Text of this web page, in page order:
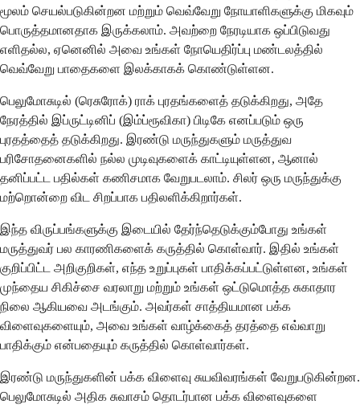
மூலம் செயல்படுகின்றன மற்றும் வெவ்வேறு நோயாளிகளுக்கு மிகவும்
பொருத்தமானதாக இருக்கலாம். அவற்றை நேரடியாக ஒப்பிடுவது
எளிதல்ல, ஏனெனில் அவை உங்கள் நோயெதிர்ப்பு மண்டலத்தில்
வெவ்வேறு பாதைகளை இலக்காகக் கொண்டுள்ளன.
பெலுமோசுடில் (ரெசுரோக்) ராக் புரதங்களைத் தடுக்கிறது, அதே
நேரத்தில் இப்ருட்டினிப் (இம்ப்ரூவிகா) பிடிகே எனப்படும் ஒரு
புரதத்தைத் தடுக்கிறது. இரண்டு மருந்துகளும் மருத்துவ
பரிசோதனைகளில் நல்ல முடிவுகளைக் காட்டியுள்ளன, ஆனால்
தனிப்பட்ட பதில்கள் கணிசமாக வேறுபடலாம். சிலர் ஒரு மருந்துக்கு
மற்றொன்றை விட சிறப்பாக பதிலளிக்கிறார்கள்.
இந்த விருப்பங்களுக்கு இடையில் தேர்ந்தெடுக்கும்போது உங்கள்
மருத்துவர் பல காரணிகளைக் கருத்தில் கொள்வார். இதில் உங்கள்
குறிப்பிட்ட அறிகுறிகள், எந்த உறுப்புகள் பாதிக்கப்பட்டுள்ளன, உங்கள்
முந்தைய சிகிச்சை வரலாறு மற்றும் உங்கள் ஒட்டுமொத்த சுகாதார
நிலை ஆகியவை அடங்கும். அவர்கள் சாத்தியமான பக்க
விளைவுகளையும், அவை உங்கள் வாழ்க்கைத் தரத்தை எவ்வாறு
பாதிக்கும் என்பதையும் கருத்தில் கொள்வார்கள்.
இரண்டு மருந்துகளின் பக்க விளைவு சுயவிவரங்கள் வேறுபடுகின்றன.
பெலுமோசுடில் அதிக சுவாசம் தொடர்பான பக்க விளைவுகளை